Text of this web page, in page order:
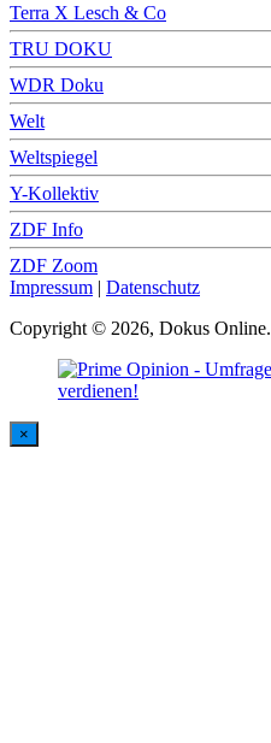
Terra X Lesch & Co
TRU DOKU
WDR Doku
Welt
Weltspiegel
Y-Kollektiv
ZDF Info
ZDF Zoom
Impressum | Datenschutz
Copyright © 2026, Dokus
×